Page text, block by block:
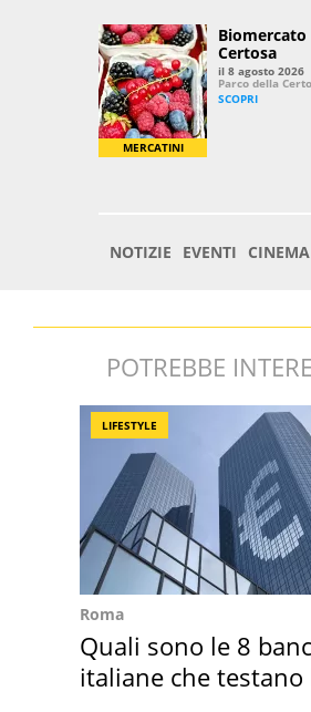
POTREBBE
LIFESTYLE
Roma
Quali sono le 8
italiane che testano